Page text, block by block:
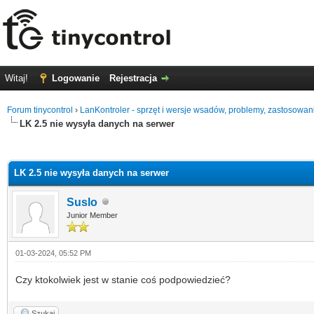
Witaj! Logowanie Rejestracja
Forum tinycontrol › LanKontroler - sprzęt i wersje wsadów, problemy,
LK 2.5 nie wysyła danych na serwer
LK 2.5 nie wysyła danych na serwer
Suslo
Junior Member
01-03-2024, 05:52 PM
Czy ktokolwiek jest w stanie coś podpowiedzieć?